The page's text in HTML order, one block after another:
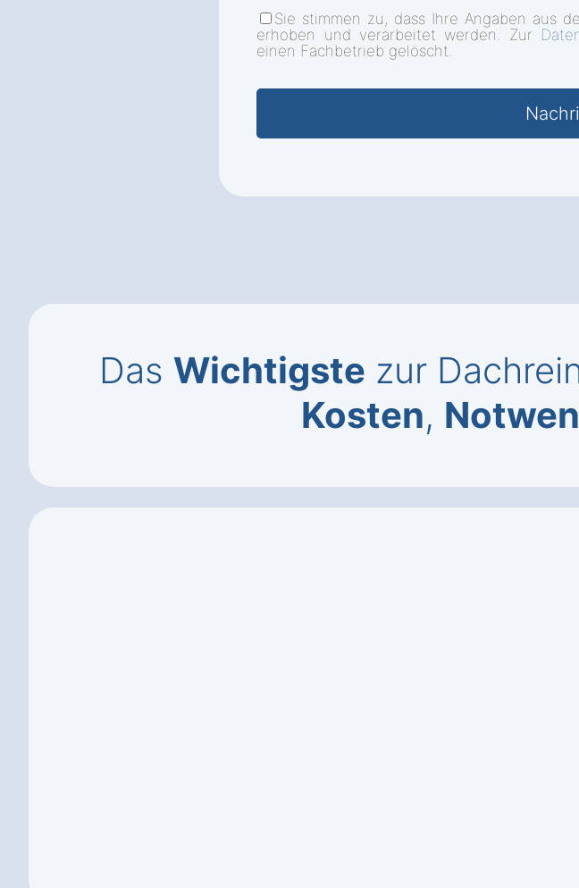
Sie stimmen zu, dass Ihre Angaben aus
erhoben und verarbeitet werden. Zur
einen Fachbetrieb gelöscht.
Das Wichtigste zur
Kosten,